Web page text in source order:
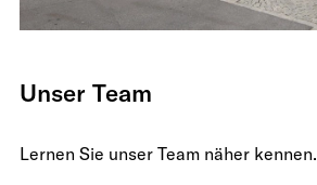
Unser Team
Lernen Sie unser Team näher kennen.